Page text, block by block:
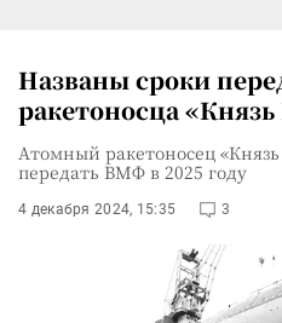
Названы сроки
ракетоносца
Атомный ракетоносец
передать ВМФ в 2025 году
4 декабря 2024, 15:35 3